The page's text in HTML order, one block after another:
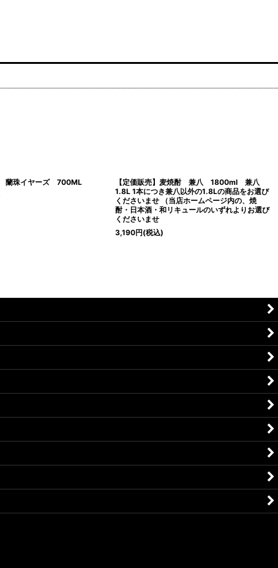
珠イヤーズ 700ML
【定価販売】麦焼酎 兼八 1800ml 兼八
1.8L 1本につき兼八以外の1.8Lの商品をお選び
くださいませ （当店ホームページ内の、焼
酎・日本酒・和リキュールのいずれよりお選び
くださいませ
3,190円(税込)